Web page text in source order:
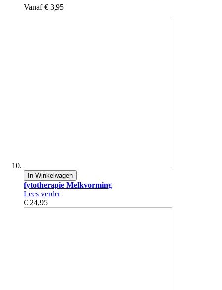
Vanaf € 3,95
In Winkelwagen
fytotherapie Melkvorming
Lees verder
€ 24,95